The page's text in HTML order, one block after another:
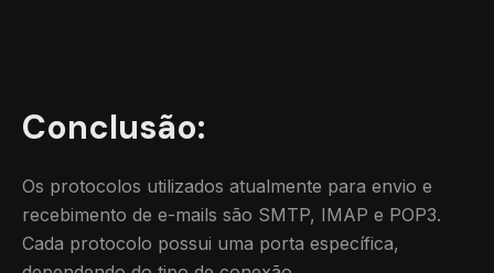
Conclusão:
Os protocolos utilizados atualmente para envio e
recebimento de e-mails são SMTP, IMAP e POP3.
Cada protocolo possui uma porta específica,